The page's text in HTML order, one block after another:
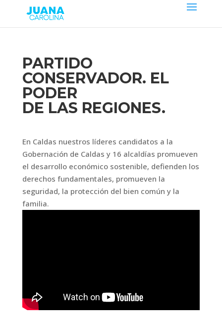
PARTIDO
CONSERVADOR. EL
PODER
DE LAS REGIONES.
En Caldas nuestros líderes candidatos a la
Gobernación de Caldas y 16 alcaldías promueven
el desarrollo económico sostenible, defienden los
derechos fundamentales, promueven la
seguridad, la protección del bien común y la
familia.